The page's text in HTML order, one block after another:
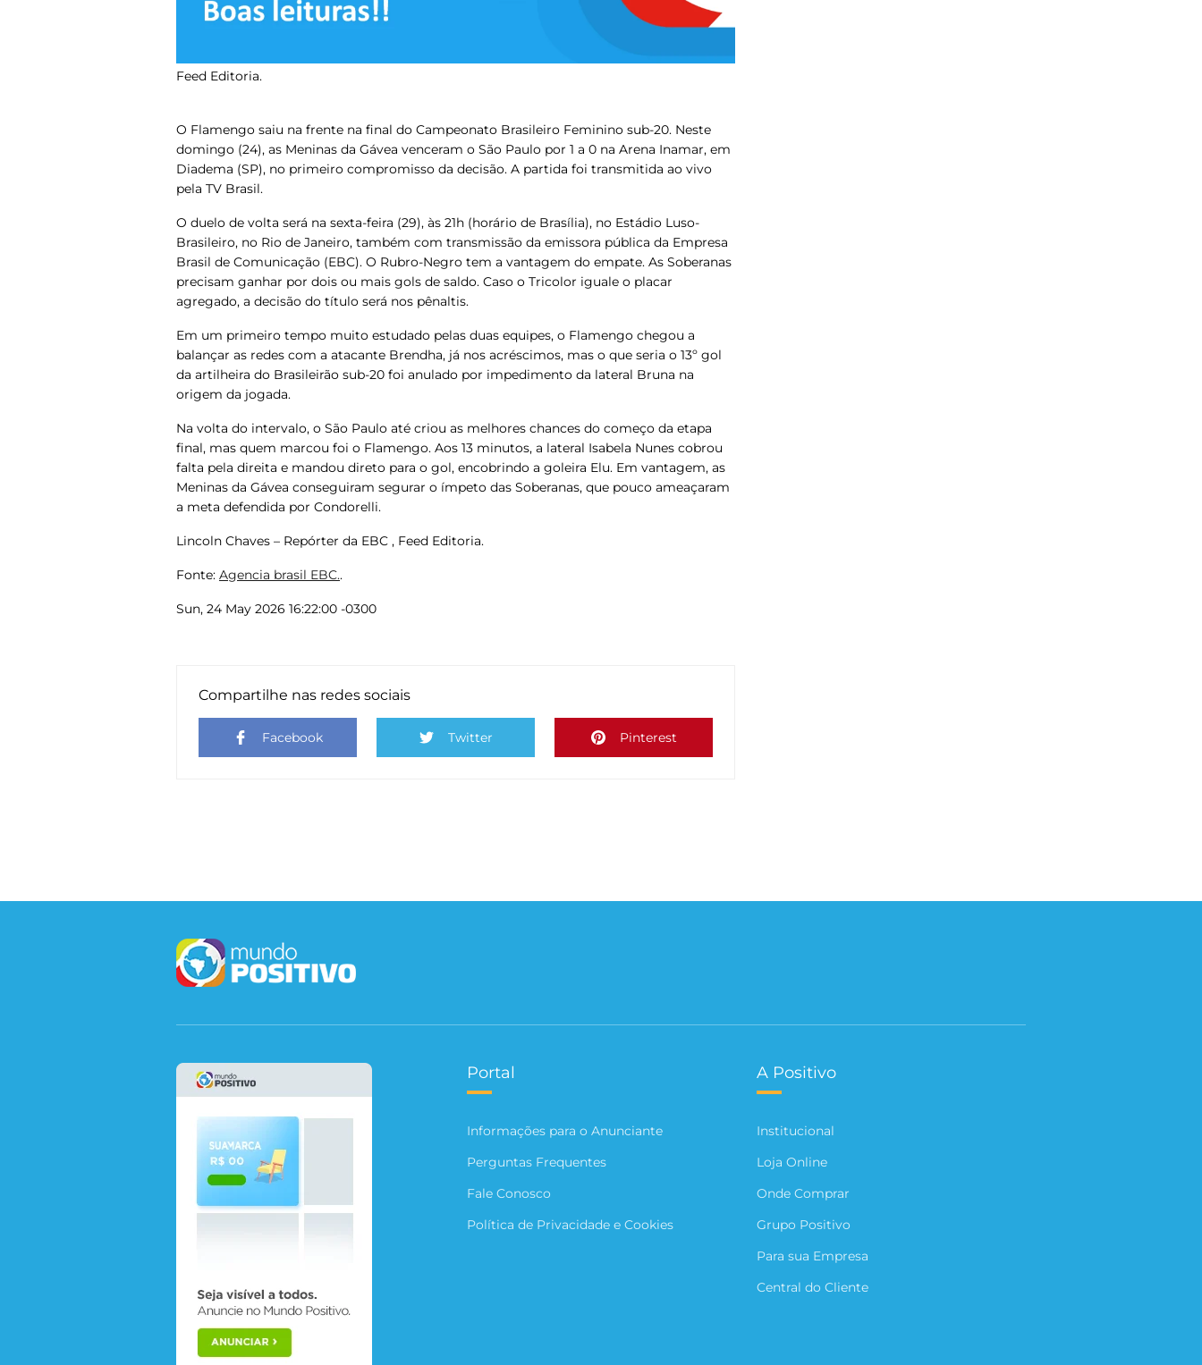
Feed Editoria.
O Flamengo saiu na frente na final do Campeonato Brasileiro Feminino sub-20. Neste
domingo (24), as Meninas da Gávea venceram o São Paulo por 1 a 0 na Arena Inamar, em
Diadema (SP), no primeiro compromisso da decisão. A partida foi transmitida ao vivo
pela TV Brasil.
O duelo de volta será na sexta-feira (29), às 21h (horário de Brasília), no Estádio Luso-
Brasileiro, no Rio de Janeiro, também com transmissão da emissora pública da Empresa
Brasil de Comunicação (EBC). O Rubro-Negro tem a vantagem do empate. As Soberanas
precisam ganhar por dois ou mais gols de saldo. Caso o Tricolor iguale o placar
agregado, a decisão do título será nos pênaltis.
Em um primeiro tempo muito estudado pelas duas equipes, o Flamengo chegou a
balançar as redes com a atacante Brendha, já nos acréscimos, mas o que seria o 13º gol
da artilheira do Brasileirão sub-20 foi anulado por impedimento da lateral Bruna na
origem da jogada.
Na volta do intervalo, o São Paulo até criou as melhores chances do começo da etapa
final, mas quem marcou foi o Flamengo. Aos 13 minutos, a lateral Isabela Nunes cobrou
falta pela direita e mandou direto para o gol, encobrindo a goleira Elu. Em vantagem, as
Meninas da Gávea conseguiram segurar o ímpeto das Soberanas, que pouco ameaçaram
a meta defendida por Condorelli.
Lincoln Chaves – Repórter da EBC , Feed Editoria.
Fonte: Agencia brasil EBC..
Sun, 24 May 2026 16:22:00 -0300
Compartilhe nas redes sociais
Facebook Twitter Pinterest
Portal
Informações para o Anunciante
Perguntas Frequentes
Fale Conosco
Política de Privacidade e Cookies
A Positivo
Institucional
Loja Online
Onde Comprar
Grupo Positivo
Para sua Empresa
Central do Cliente